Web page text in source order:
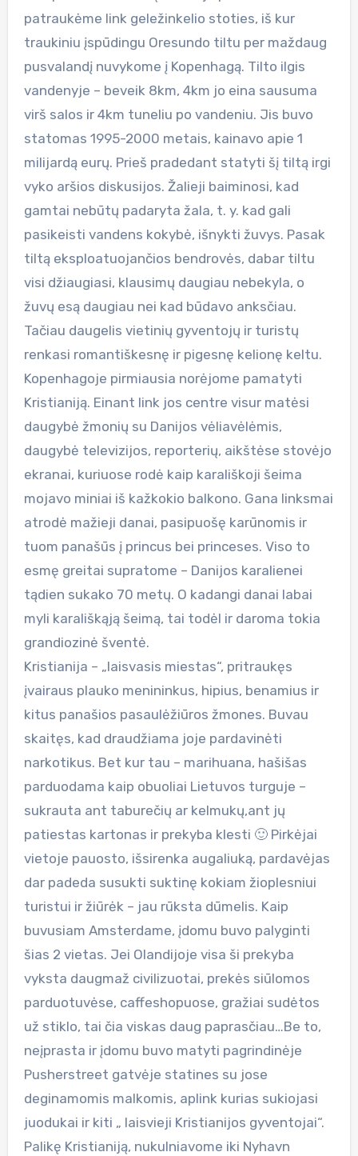
patraukėme link geležinkelio stoties, iš kur
traukiniu įspūdingu Oresundo tiltu per maždaug
pusvalandį nuvykome į Kopenhagą. Tilto ilgis
vandenyje – beveik 8km, 4km jo eina sausuma
virš salos ir 4km tuneliu po vandeniu. Jis buvo
statomas 1995-2000 metais, kainavo apie 1
milijardą eurų. Prieš pradedant statyti šį tiltą irgi
vyko aršios diskusijos. Žalieji baiminosi, kad
gamtai nebūtų padaryta žala, t. y. kad gali
pasikeisti vandens kokybė, išnykti žuvys. Pasak
tiltą eksploatuojančios bendrovės, dabar tiltu
visi džiaugiasi, klausimų daugiau nebekyla, o
žuvų esą daugiau nei kad būdavo anksčiau.
Tačiau daugelis vietinių gyventojų ir turistų
renkasi romantiškesnę ir pigesnę kelionę keltu.
Kopenhagoje pirmiausia norėjome pamatyti
Kristianiją. Einant link jos centre visur matėsi
daugybė žmonių su Danijos vėliavėlėmis,
daugybė televizijos, reporterių, aikštėse stovėjo
ekranai, kuriuose rodė kaip karališkoji šeima
mojavo miniai iš kažkokio balkono. Gana linksmai
atrodė mažieji danai, pasipuošę karūnomis ir
tuom panašūs į princus bei princeses. Viso to
esmę greitai supratome – Danijos karalienei
tądien sukako 70 metų. O kadangi danai labai
myli karališkąją šeimą, tai todėl ir daroma tokia
grandiozinė šventė.
Kristianija – „laisvasis miestas“, pritraukęs
įvairaus plauko menininkus, hipius, benamius ir
kitus panašios pasaulėžiūros žmones. Buvau
skaitęs, kad draudžiama joje pardavinėti
narkotikus. Bet kur tau – marihuana, hašišas
parduodama kaip obuoliai Lietuvos turguje –
sukrauta ant taburečių ar kelmukų,ant jų
patiestas kartonas ir prekyba klesti 🙂 Pirkėjai
vietoje pauosto, išsirenka augaliuką, pardavėjas
dar padeda susukti suktinę kokiam žioplesniui
turistui ir žiūrėk – jau rūksta dūmelis. Kaip
buvusiam Amsterdame, įdomu buvo palyginti
šias 2 vietas. Jei Olandijoje visa ši prekyba
vyksta daugmaž civilizuotai, prekės siūlomos
parduotuvėse, caffeshopuose, gražiai sudėtos
už stiklo, tai čia viskas daug paprasčiau…Be to,
neįprasta ir įdomu buvo matyti pagrindinėje
Pusherstreet gatvėje statines su jose
deginamomis malkomis, aplink kurias sukiojasi
juodukai ir kiti „ laisvieji Kristianijos gyventojai“.
Palikę Kristianiją, nukulniavome iki Nyhavn